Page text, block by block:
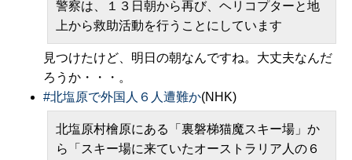
警察は、１３日朝から再び、ヘリコプターと地
上から救助活動を行うことにしています
見つけたけど、明日の朝なんですね。大丈夫なんだ
ろうか・・・。
#北塩原で外国人６人遭難か(NHK)
北塩原村檜原にある「裏磐梯猫魔スキー場」か
ら「スキー場に来ていたオーストラリア人の６